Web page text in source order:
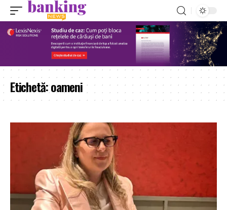
Etichetă:oameni